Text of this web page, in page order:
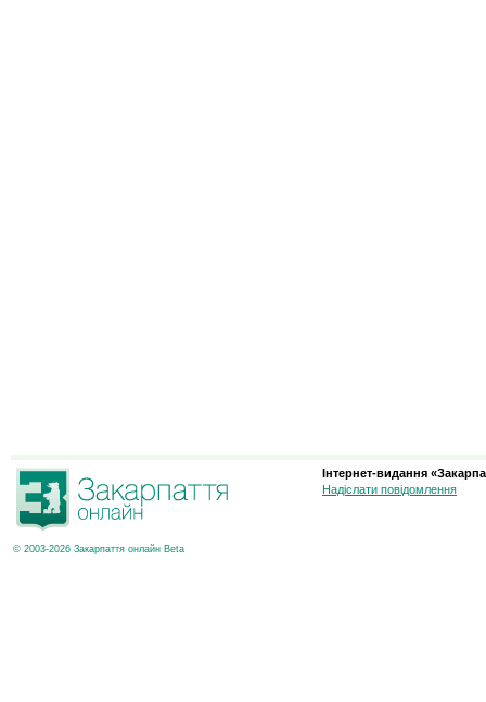
© 2003-2026 Закарпаття онлайн Beta
Інтернет-видання
Надіслати повідомлення